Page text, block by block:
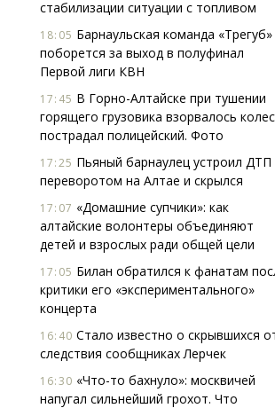
стабилизации ситуации с топливом
18:05 Барнаульская команда «Трегуб»
поборется за выход в полуфинал
Первой лиги КВН
17:45 В Горно-Алтайске при тушении
горящего грузовика взорвалось
пострадал полицейский. Фото
17:25 Пьяный барнаулец устроил ДТП
переворотом на Алтае и скрылся
17:07 «Домашние супчики»: как
алтайские волонтеры объединяют
детей и взрослых ради общей цели
17:05 Билан обратился к фанатам
критики его «экспериментального»
концерта
16:40 Стало известно о скрывшихся
следствия сообщниках Лерчек
16:30 «Что-то бахнуло»: москвичей
напугал сильнейший грохот. Что